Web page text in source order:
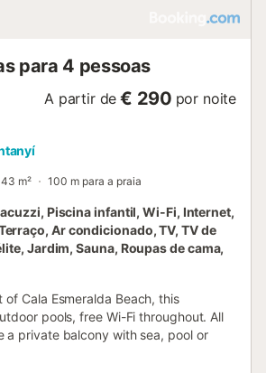
para 4 pessoas
A partir de € 290 por noite
43 m² 100 m para a praia
Piscina infantil, Wi-Fi, Internet,
Ar condicionado, TV, TV de
Jardim, Sauna, Roupas de cama,
of Cala Esmeralda Beach, this
pools, free Wi-Fi throughout. All
a private balcony with sea, pool or